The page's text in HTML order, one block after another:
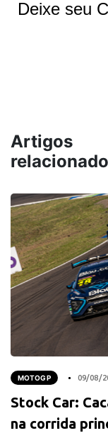
Deixe seu
Artigos
MOTOGP 09/08/
Stock Car:
na corrida